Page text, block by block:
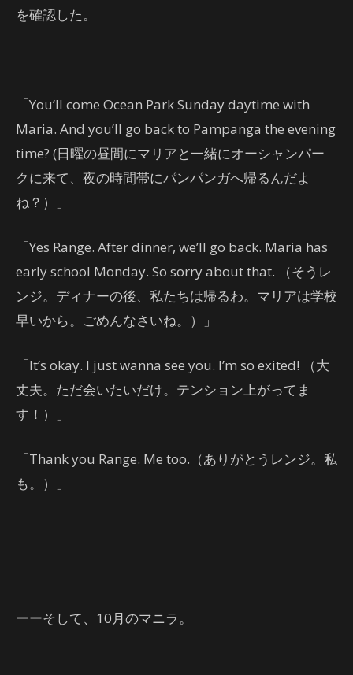
を確認した。
「You’ll come Ocean Park Sunday daytime with
Maria. And you’ll go back to Pampanga the evening
time? (日曜の昼間にマリアと一緒にオーシャンパー
クに来て、夜の時間帯にパンパンガへ帰るんだよ
ね？）」
「Yes Range. After dinner, we’ll go back. Maria has
early school Monday. So sorry about that. （そうレ
ンジ。ディナーの後、私たちは帰るわ。マリアは学校
早いから。ごめんなさいね。）」
「It’s okay. I just wanna see you. I’m so exited! （大
丈夫。ただ会いたいだけ。テンション上がってま
す！）」
「Thank you Range. Me too.（ありがとうレンジ。私
も。）」
ーーそして、10月のマニラ。